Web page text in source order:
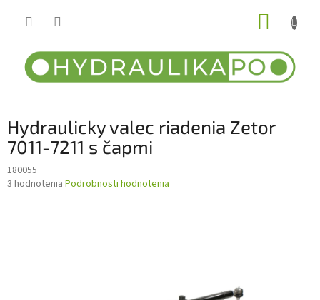
Hydraulicky valec riadenia Zetor
7011-7211 s čapmi
180055
Priemerné
3 hodnotenia Podrobnosti hodnotenia